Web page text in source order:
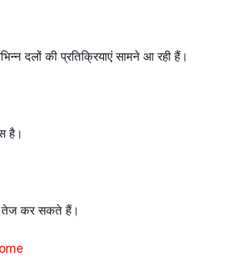
दलों की प्रतिक्रियाएं सामने आ रही हैं।
है।
तेज कर सकते हैं।